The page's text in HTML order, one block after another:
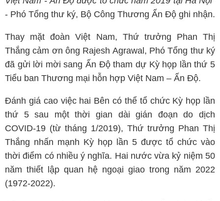
- Phó Tổng thư ký, Bộ Công Thương Ấn Độ ghi nhận.
Thay mặt đoàn Việt Nam, Thứ trưởng Phan Thị
Thắng cảm ơn ông Rajesh Agrawal, Phó Tổng thư ký
đã gửi lời mời sang Ấn Độ tham dự Kỳ họp lần thứ 5
Tiểu ban Thương mại hỗn hợp Việt Nam – Ấn Độ.
Đánh giá cao việc hai Bên có thể tổ chức Kỳ họp lần
thứ 5 sau một thời gian dài gián đoạn do dịch
COVID-19 (từ tháng 1/2019), Thứ trưởng Phan Thị
Thắng nhấn mạnh Kỳ họp lần 5 được tổ chức vào
thời điểm có nhiều ý nghĩa. Hai nước vừa kỷ niệm 50
năm thiết lập quan hệ ngoại giao trong năm 2022
(1972-2022).